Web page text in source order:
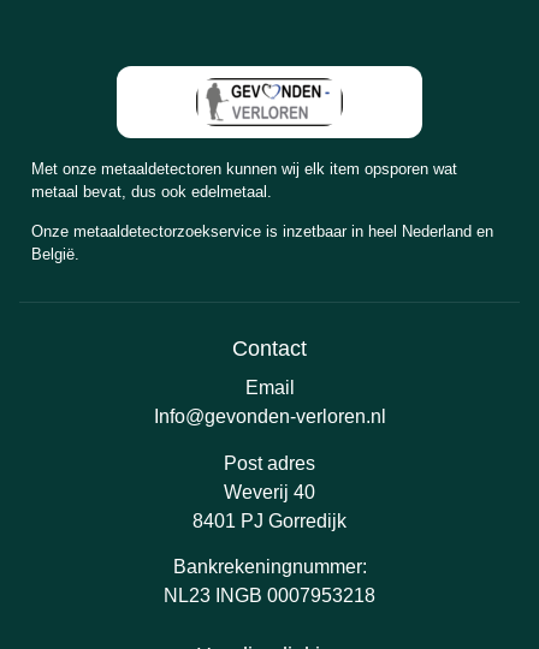
Met onze metaaldetectoren kunnen wij elk item opsporen wat
metaal bevat, dus ook edelmetaal.
Onze metaaldetectorzoekservice is inzetbaar in heel Nederland en
België.
Contact
Email
Info@gevonden-verloren.nl
Post adres
Weverij 40
8401 PJ Gorredijk
Bankrekeningnummer:
NL23 INGB 0007953218